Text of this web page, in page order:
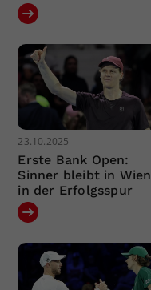
23.10.2025
Erste Bank Open:
Sinner bleibt in Wien
in der Erfolgsspur